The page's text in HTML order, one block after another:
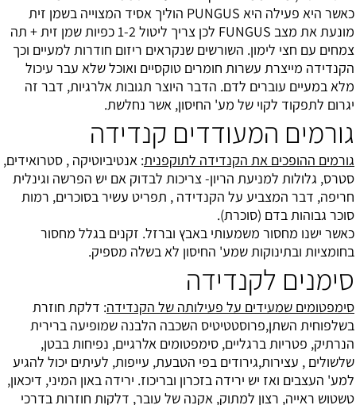
כאשר היא פעילה היא PUNGUS הוליך אסיד המצוייה בשמן זית
מונעת את מצב FUNGUS לכן צריך ליטול 1-2 כפיות שמן זית + תה
צמחים עם חצי לימון. השורשים שנקראים ריזום חודרות למעיים וכך
הקנדידה מייצרת עשרות חומרים טוקסיים ואוכל שלא עבר עיכול
מלא במעיים עוברים לדם. הדבר היוצר תגובות אלרגיות, דבר זה
יגרום לתפקוד לקוי של מע' החיסון, אשר נחלשת.
גורמים המעודדים קנדידה
גורמים ההופכים את הקנדידה לתוקפנית: אנטיביוטיקה , סטרואידים,
סטרס, גלולות למניעת הריון- צריכות לבדוק אם יש הפרשה וגינלית
חריפה, דבר המצביע על הקנדידה , תפריט עשיר בסוכרים, רמות
סוכר גבוהות בדם (סוכרת).
כאשר ישנו מחסור משמעותי באבץ וברזל. זקנים בגלל מחסור
בחומציות ובתינוקות שמע' החיסון לא בשלה מספיק.
סימנים לקנדידה
סימפטומים שמעידים על פעילותה של הקנדידה: דלקת חוזרת
בשלפוחית השתן,פרוסטטיטיס השכבה הלבנה שמופיעה ברירית
הנרתיק, פטריות ברגליים, סימפטומים אלרגיים, נפיחות בבטן,
שלשולים , עצירות,גירודים בפי הטבעת, עייפות, לעיתים יכול להגיע
למע' העצבים ואז יש ירידה בזכרון ובריכוז. ירידה באון המיני, דיכאון,
טשטוש ראייה, רצון למתוק, אקנה של עובר, דלקות חוזרות בדרכי